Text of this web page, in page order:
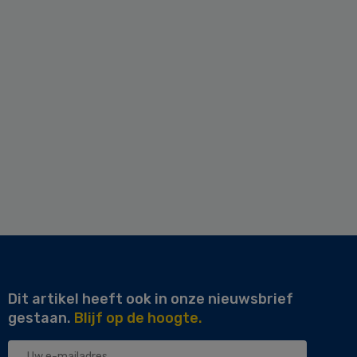
Dit artikel heeft ook in onze nieuwsbrief
gestaan. Blijf op de hoogte.
Uw